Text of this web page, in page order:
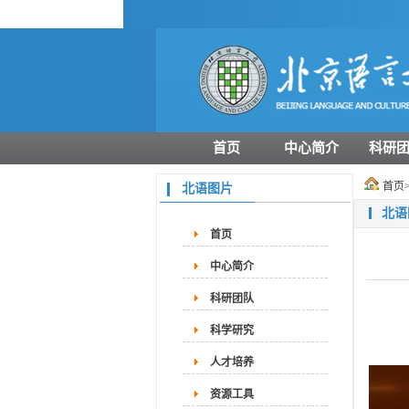
首页 中心简介 科研
北语图片
首页
中心简介
科研团队
科学研究
人才培养
资源工具
首页
北